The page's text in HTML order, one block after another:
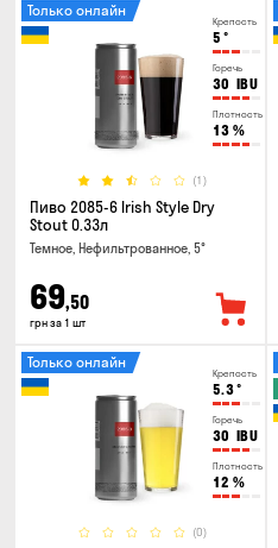
Крепость
5 °
Горечь
30 IBU
Плотность
13 %
(1)
Только онлайн
Пиво 2085-6 Irish Style Dry
Stout 0.33л
Темное, Нефильтрованное, 5°
69,50
грн за 1 шт
Крепость
5.3°
Горечь
30 IBU
Плотность
12 %
(0)
Только онлайн